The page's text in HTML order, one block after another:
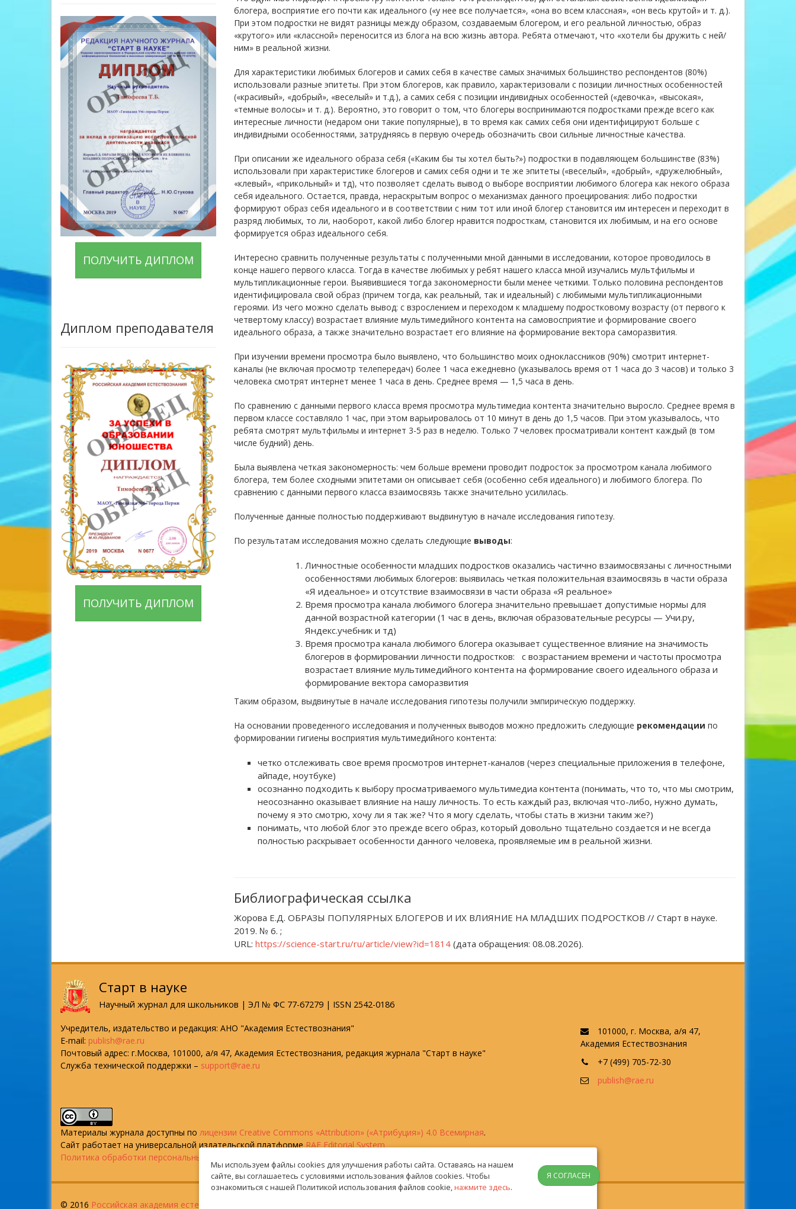
ПОЛУЧИТЬ ДИПЛОМ
Диплом преподавателя
ПОЛУЧИТЬ ДИПЛОМ
блогера, восприятие его почти как идеального («у нее все получается», «она во всем классная», «он весь крутой» и т. д.).
При этом подростки не видят разницы между образом, создаваемым блогером, и его реальной личностью, образ
«крутого» или «классной» переносится из блога на всю жизнь автора. Ребята отмечают, что «хотели бы дружить с ней/
ним» в реальной жизни.
Для характеристики любимых блогеров и самих себя в качестве самых значимых большинство респондентов (80%)
использовали разные эпитеты. При этом блогеров, как правило, характеризовали с позиции личностных особенностей
(«красивый», «добрый», «веселый» и т.д.), а самих себя с позиции индивидных особенностей («девочка», «высокая»,
«темные волосы» и т. д.). Вероятно, это говорит о том, что блогеры воспринимаются подростками прежде всего как
интересные личности (недаром они такие популярные), в то время как самих себя они идентифицируют больше с
индивидными особенностями, затрудняясь в первую очередь обозначить свои сильные личностные качества.
При описании же идеального образа себя («Каким бы ты хотел быть?») подростки в подавляющем большинстве (83%)
использовали при характеристике блогеров и самих себя одни и те же эпитеты («веселый», «добрый», «дружелюбный»,
«клевый», «прикольный» и тд), что позволяет сделать вывод о выборе восприятии любимого блогера как некого образа
себя идеального. Остается, правда, нераскрытым вопрос о механизмах данного проецирования: либо подростки
формируют образ себя идеального и в соответствии с ним тот или иной блогер становится им интересен и переходит в
разряд любимых, то ли, наоборот, какой либо блогер нравится подросткам, становится их любимым, и на его основе
формируется образ идеального себя.
Интересно сравнить полученные результаты с полученными мной данными в исследовании, которое проводилось в
конце нашего первого класса. Тогда в качестве любимых у ребят нашего класса мной изучались мультфильмы и
мультипликационные герои. Выявившиеся тогда закономерности были менее четкими. Только половина респондентов
идентифицировала свой образ (причем тогда, как реальный, так и идеальный) с любимыми мультипликационными
героями. Из чего можно сделать вывод: с взрослением и переходом к младшему подростковому возрасту (от первого к
четвертому классу) возрастает влияние мультимедийного контента на самовосприятие и формирование своего
идеального образа, а также значительно возрастает его влияние на формирование вектора саморазвития.
При изучении времени просмотра было выявлено, что большинство моих одноклассников (90%) смотрит интернет-
каналы (не включая просмотр телепередач) более 1 часа ежедневно (указывалось время от 1 часа до 3 часов) и только 3
человека смотрят интернет менее 1 часа в день. Среднее время — 1,5 часа в день.
По сравнению с данными первого класса время просмотра мультимедиа контента значительно выросло. Среднее время в
первом классе составляло 1 час, при этом варьировалось от 10 минут в день до 1,5 часов. При этом указывалось, что
ребята смотрят мультфильмы и интернет 3-5 раз в неделю. Только 7 человек просматривали контент каждый (в том
числе будний) день.
Была выявлена четкая закономерность: чем больше времени проводит подросток за просмотром канала любимого
блогера, тем более сходными эпитетами он описывает себя (особенно себя идеального) и любимого блогера. По
сравнению с данными первого класса взаимосвязь также значительно усилилась.
Полученные данные полностью поддерживают выдвинутую в начале исследования гипотезу.
По результатам исследования можно сделать следующие выводы:
Личностные особенности младших подростков оказались частично взаимосвязаны с личностными
особенностями любимых блогеров: выявилась четкая положительная взаимосвязь в части образа
«Я идеальное» и отсутствие взаимосвязи в части образа «Я реальное»
Время просмотра канала любимого блогера значительно превышает допустимые нормы для
данной возрастной категории (1 час в день, включая образовательные ресурсы — Учи.ру,
Яндекс.учебник и тд)
Время просмотра канала любимого блогера оказывает существенное влияние на значимость
блогеров в формировании личности подростков: с возрастанием времени и частоты просмотра
возрастает влияние мультимедийного контента на формирование своего идеального образа и
формирование вектора саморазвития
Таким образом, выдвинутые в начале исследования гипотезы получили эмпирическую поддержку.
На основании проведенного исследования и полученных выводов можно предложить следующие рекомендации по
формировании гигиены восприятия мультимедийного контента:
четко отслеживать свое время просмотров интернет-каналов (через специальные приложения в телефоне,
айпаде, ноутбуке)
осознанно подходить к выбору просматриваемого мультимедиа контента (понимать, что то, что мы смотрим,
неосознанно оказывает влияние на нашу личность. То есть каждый раз, включая что-либо, нужно думать,
почему я это смотрю, хочу ли я так же? Что я могу сделать, чтобы стать в жизни таким же?)
понимать, что любой блог это прежде всего образ, который довольно тщательно создается и не всегда
полностью раскрывает особенности данного человека, проявляемые им в реальной жизни.
Библиографическая ссылка
Жорова Е.Д. ОБРАЗЫ ПОПУЛЯРНЫХ БЛОГЕРОВ И ИХ ВЛИЯНИЕ НА МЛАДШИХ ПОДРОСТКОВ // Старт в науке.
2019. № 6. ;
URL: https://science-start.ru/ru/article/view?id=1814(дата обращения: 08.08.2026).
Старт в науке
Научный журнал для школьников | ЭЛ № ФС 77-67279 | ISSN 2542-0186
Учредитель, издательство и редакция: АНО "Академия Естествознания"
E-mail: publish@rae.ru
Почтовый адрес: г.Москва, 101000, а/я 47, Академия Естествознания, редакция журнала "Старт в науке"
Служба технической поддержки – support@rae.ru
101000, г. Москва, а/я 47,
Академия Естествознания
+7 (499) 705-72-30
publish@rae.ru
Материалы журнала доступны по лицензии Creative Commons «Attribution» («Атрибуция») 4.0 Всемирная.
Сайт работает на универсальной издательской платформеRAE Editorial System
Политика обработки персональных данных
© 2016 Российская академия естествознания
Мы используем файлы cookies для улучшения работы сайта. Оставаясь на нашем
сайте, вы соглашаетесь с условиями использования файлов cookies. Чтобы
ознакомиться с нашей Политикой использования файлов cookie,нажмите здесь.
Я СОГЛАСЕН